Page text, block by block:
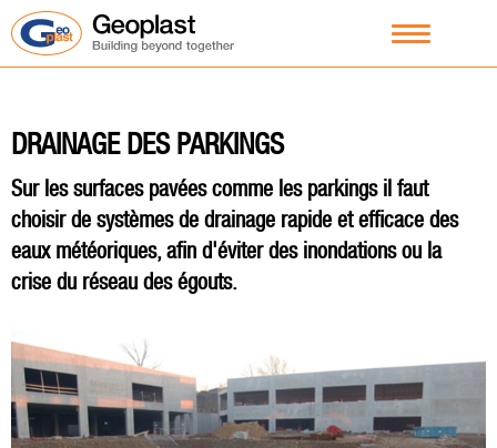
DRAINAGE DES PARKINGS
Sur les surfaces pavées comme les parkings il faut
choisir de systèmes de drainage rapide et efficace des
eaux météoriques, afin d'éviter des inondations ou la
crise du réseau des égouts.